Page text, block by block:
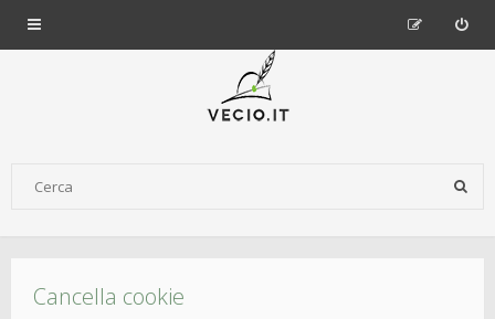
Cancella cookie